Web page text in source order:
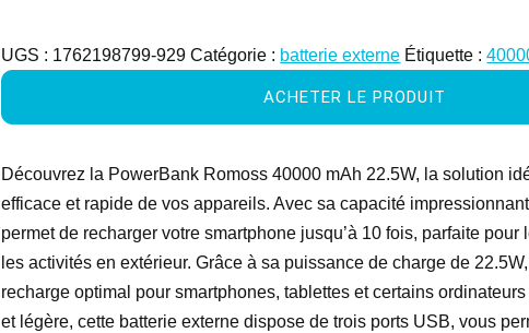
UGS : 1762198799-929 Catégorie : batterie externe Étiquette :
ACHETER LE PRODUIT
Découvrez la PowerBank Romoss 40000 mAh 22.5W, la solution
efficace et rapide de vos appareils. Avec sa capacité
permet de recharger votre smartphone jusqu’à 10 fois, parfaite pour
les activités en extérieur. Grâce à sa puissance de charge de
recharge optimal pour smartphones, tablettes et certains
et légère, cette batterie externe dispose de trois ports USB, vous